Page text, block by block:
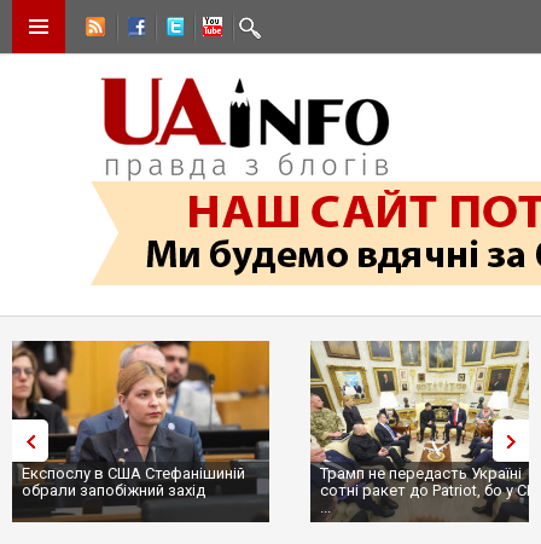
Експослу в США Стефанішиній
обрали запобіжний захід
Трамп не передасть Україні
сотні ракет до Patriot, бо у
...